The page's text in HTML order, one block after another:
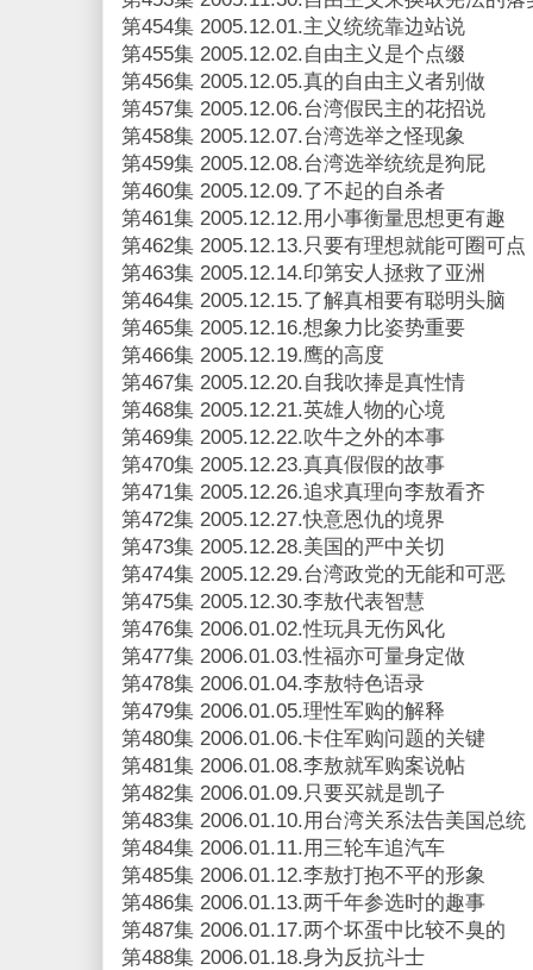
第454集 2005.12.01.主义统统靠边站说
第455集 2005.12.02.自由主义是个点缀
第456集 2005.12.05.真的自由主义者别做
第457集 2005.12.06.台湾假民主的花招说
第458集 2005.12.07.台湾选举之怪现象
第459集 2005.12.08.台湾选举统统是狗屁
第460集 2005.12.09.了不起的自杀者
第461集 2005.12.12.用小事衡量思想更有趣
第462集 2005.12.13.只要有理想就能可圈可点
第463集 2005.12.14.印第安人拯救了亚洲
第464集 2005.12.15.了解真相要有聪明头脑
第465集 2005.12.16.想象力比姿势重要
第466集 2005.12.19.鹰的高度
第467集 2005.12.20.自我吹捧是真性情
第468集 2005.12.21.英雄人物的心境
第469集 2005.12.22.吹牛之外的本事
第470集 2005.12.23.真真假假的故事
第471集 2005.12.26.追求真理向李敖看齐
第472集 2005.12.27.快意恩仇的境界
第473集 2005.12.28.美国的严中关切
第474集 2005.12.29.台湾政党的无能和可恶
第475集 2005.12.30.李敖代表智慧
第476集 2006.01.02.性玩具无伤风化
第477集 2006.01.03.性福亦可量身定做
第478集 2006.01.04.李敖特色语录
第479集 2006.01.05.理性军购的解释
第480集 2006.01.06.卡住军购问题的关键
第481集 2006.01.08.李敖就军购案说帖
第482集 2006.01.09.只要买就是凯子
第483集 2006.01.10.用台湾关系法告美国总统
第484集 2006.01.11.用三轮车追汽车
第485集 2006.01.12.李敖打抱不平的形象
第486集 2006.01.13.两千年参选时的趣事
第487集 2006.01.17.两个坏蛋中比较不臭的
第488集 2006.01.18.身为反抗斗士